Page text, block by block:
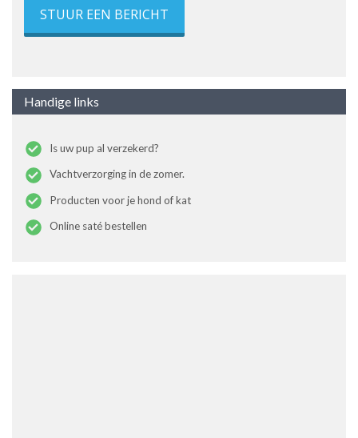
STUUR EEN BERICHT
Handige links
Is uw pup al verzekerd?
Vachtverzorging in de zomer.
Producten voor je hond of kat
Online saté bestellen